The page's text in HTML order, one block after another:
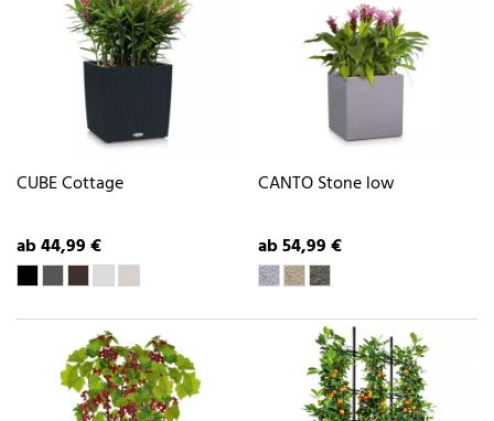
CUBE Cottage
ab 44,99 €
CANTO Stone low
ab 54,99 €